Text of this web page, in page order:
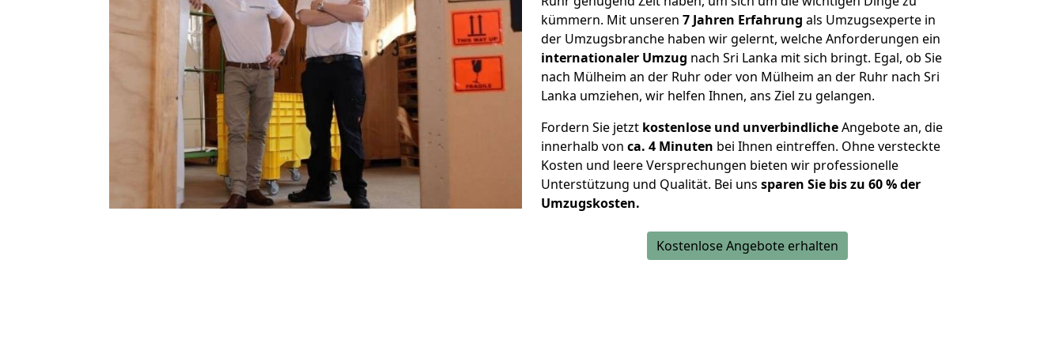
kümmern. Mit unseren 7 Jahren Erfahrung als Umzugsexperte in
der Umzugsbranche haben wir gelernt, welche Anforderungen ein
internationaler Umzug nach Sri Lanka mit sich bringt. Egal, ob Sie
nach Mülheim an der Ruhr oder von Mülheim an der Ruhr nach Sri
Lanka umziehen, wir helfen Ihnen, ans Ziel zu gelangen.
Fordern Sie jetzt kostenlose und unverbindlicheAngebote an, die
innerhalb von ca. 4 Minuten bei Ihnen eintreffen. Ohne versteckte
Kosten und leere Versprechungen bieten wir professionelle
Unterstützung und Qualität. Bei uns sparen Sie bis zu 60 % der
Umzugskosten.
Kostenlose Angebote erhalten